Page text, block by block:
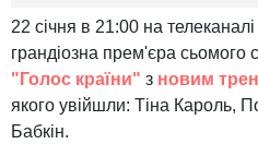
22 січня в 21:00 на
грандіозна прем'єра сьомого
"Голос країни" з новим
якого увійшли: Тіна Кароль,
Бабкін.